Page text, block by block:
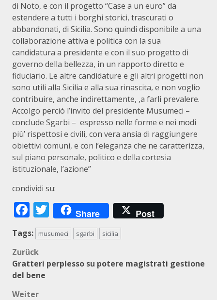
di Noto, e con il progetto “Case a un euro” da
estendere a tutti i borghi storici, trascurati o
abbandonati, di Sicilia. Sono quindi disponibile a una
collaborazione attiva e politica con la sua
candidatura a presidente e con il suo progetto di
governo della bellezza, in un rapporto diretto e
fiduciario. Le altre candidature e gli altri progetti non
sono utili alla Sicilia e alla sua rinascita, e non voglio
contribuire, anche indirettamente, ,a farli prevalere.
Accolgo perciò l’invito del presidente Musumeci –
conclude Sgarbi – espresso nelle forme e nei modi
più’ rispettosi e civili, con vera ansia di raggiungere
obiettivi comuni, e con l’eleganza che ne caratterizza,
sul piano personale, politico e della cortesia
istituzionale, l’azione”
condividi su:
Facebook
Twitter
Share Post
Tags: musumeci sgarbi sicilia
Beitragsnavigation
Zurück
Gratteri perplesso su potere magistrati gestione
del bene
Weiter